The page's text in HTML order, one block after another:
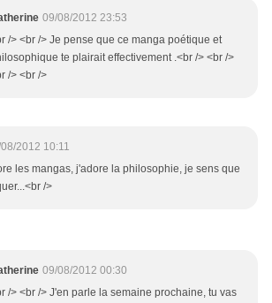
09/08/2012 23:53
/> <br /> Je pense que ce manga poétique et
te plairait effectivement .<br /> <br />
/> <br />
2012 10:11
les mangas, j'adore la philosophie, je sens que
/>
09/08/2012 00:30
/> <br /> J'en parle la semaine prochaine, tu vas